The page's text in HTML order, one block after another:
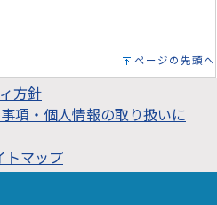
ページの先頭へ
方針
項・個人情報の取り扱いに
トマップ